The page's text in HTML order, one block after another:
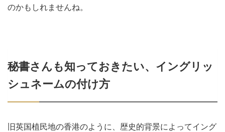
のかもしれませんね。
秘書さんも知っておきたい、イングリッ
シュネームの付け方
旧英国植民地の香港のように、歴史的背景によってイング